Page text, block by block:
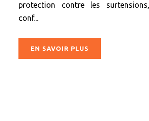
protection contre les
conf...
EN SAVOIR PLUS